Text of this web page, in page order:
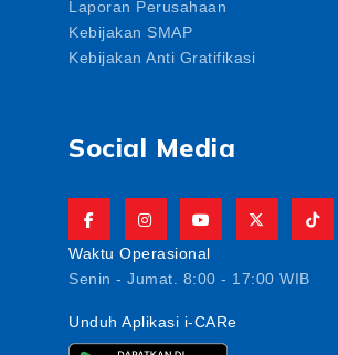
Laporan Perusahaan
Kebijakan SMAP
Kebijakan Anti Gratifikasi
Social Media
Waktu Operasional
Senin - Jumat. 8:00 - 17:00 WIB
Unduh Aplikasi i-CARe